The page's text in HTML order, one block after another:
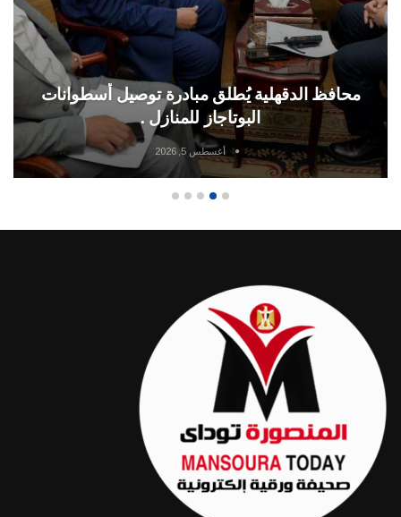
اصابة شخص في مشاجرة بقرية السبخاوية
بمحافظة الدقهلية
أغسطس 5, 2026